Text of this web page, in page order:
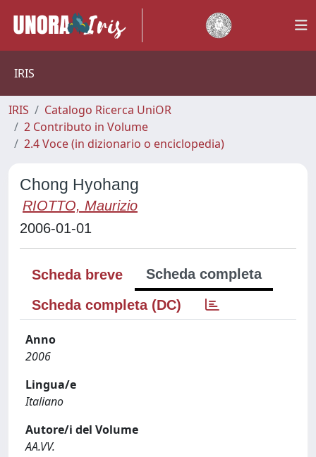
IRIS
IRIS
Catalogo Ricerca UniOR
2 Contributo in Volume
2.4 Voce (in dizionario o enciclopedia)
Chong Hyohang
RIOTTO, Maurizio
2006-01-01
Scheda breve
Scheda completa
Scheda completa (DC)
Anno
2006
Lingua/e
Italiano
Autore/i del Volume
AA.VV.